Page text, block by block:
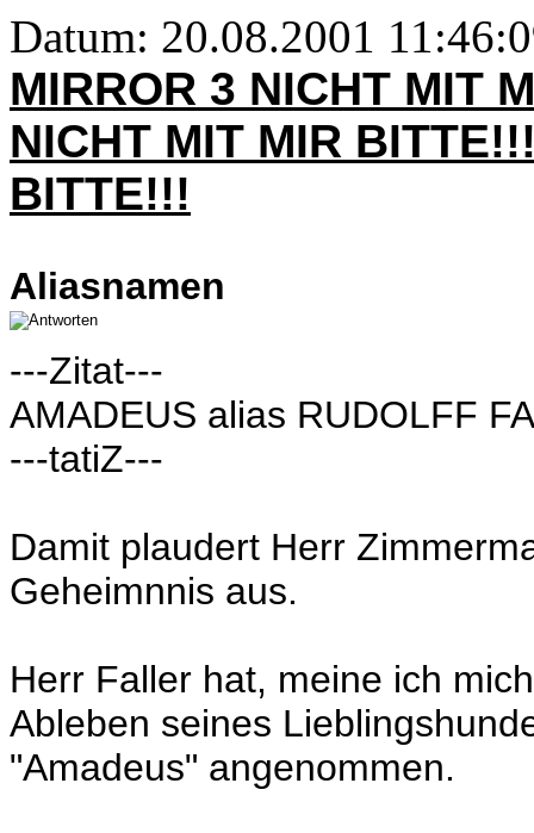
Datum: 20.08.2001
MIRROR 3 NICHT MIT
NICHT MIT MIR
BITTE!!!
Aliasnamen
---Zitat---
AMADEUS alias RUDOLFF
---tatiZ---
Damit plaudert Herr
Geheimnnis aus.
Herr Faller hat, meine ich
Ableben seines
"Amadeus" angenommen.